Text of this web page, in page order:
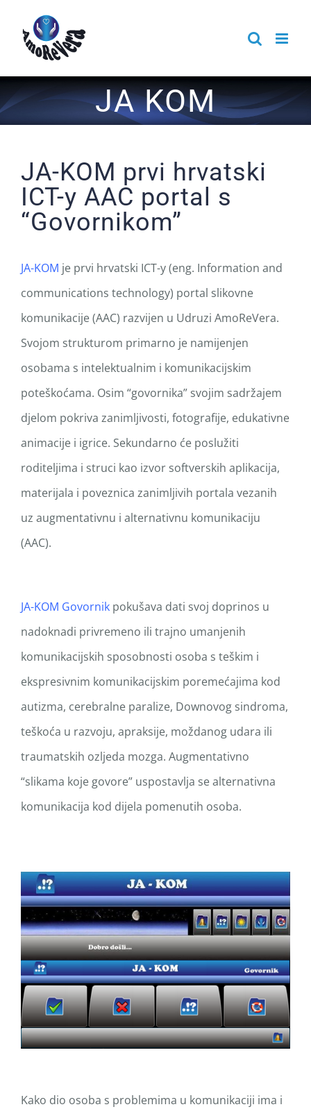
content
JA KOM
JA-KOM prvi hrvatski
ICT-y AAC portal s
“Govornikom”
JA-KOM je prvi hrvatski ICT-y (eng. Information and
communications technology) portal slikovne
komunikacije (AAC) razvijen u Udruzi AmoReVera.
Svojom strukturom primarno je namijenjen
osobama s intelektualnim i komunikacijskim
poteškoćama. Osim “govornika” svojim sadržajem
djelom pokriva zanimljivosti, fotografije, edukativne
animacije i igrice. Sekundarno će poslužiti
roditeljima i struci kao izvor softverskih aplikacija,
materijala i poveznica zanimljivih portala vezanih
uz augmentativnu i alternativnu komunikaciju
(AAC).
JA-KOM Govornik pokušava dati svoj doprinos u
nadoknadi privremeno ili trajno umanjenih
komunikacijskih sposobnosti osoba s teškim i
ekspresivnim komunikacijskim poremećajima kod
autizma, cerebralne paralize, Downovog sindroma,
teškoća u razvoju, apraksije, moždanog udara ili
traumatskih ozljeda mozga. Augmentativno
“slikama koje govore” uspostavlja se alternativna
komunikacija kod dijela pomenutih osoba.
Kako dio osoba s problemima u komunikaciji ima i